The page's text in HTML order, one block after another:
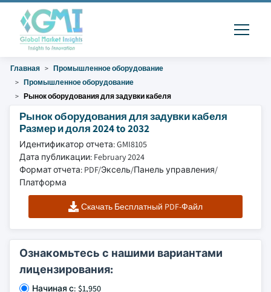
Главная
Промышленное оборудование
Промышленное оборудование
Рынок оборудования для задувки кабеля
Рынок оборудования для задувки кабеля
Размер и доля 2024 to 2032
Идентификатор отчета: GMI8105
Дата публикации: February 2024
Формат отчета: PDF/Эксель/Панель управления/
Платформа
Скачать Бесплатный PDF-Файл
Ознакомьтесь с нашими вариантами
лицензирования:
Начиная с: $1,950